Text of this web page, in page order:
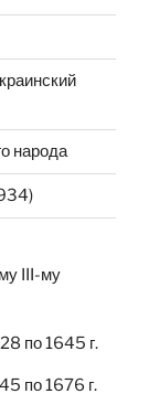
народа
III-му
по 1645 г.
по 1676 г.